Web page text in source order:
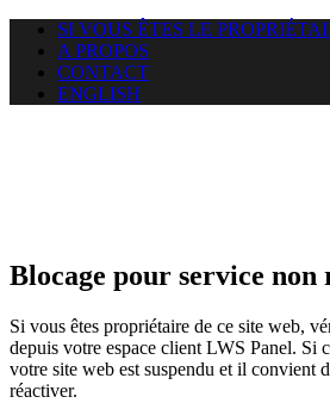
SI VOUS ÊTES LE
A PROPOS
CONTACT
ENGLISH
Blocage pour service non
Si vous êtes propriétaire de ce site web,
depuis votre espace client LWS Panel. Si
votre site web est suspendu et il convient
réactiver.